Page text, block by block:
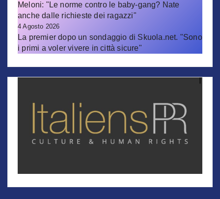
Meloni: "Le norme contro le baby-gang? Nate
anche dalle richieste dei ragazzi"
4 Agosto 2026
La premier dopo un sondaggio di Skuola.net. "Sono
i primi a voler vivere in città sicure"